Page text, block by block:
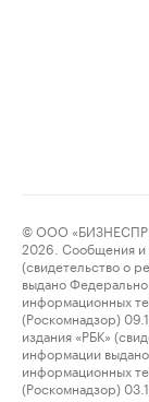
© ООО
2026. Сообщения и
(свидетельство о
выдано
информационных
(Роскомнадзор)
издания «РБК»
информации
информационных
(Роскомнадзор)